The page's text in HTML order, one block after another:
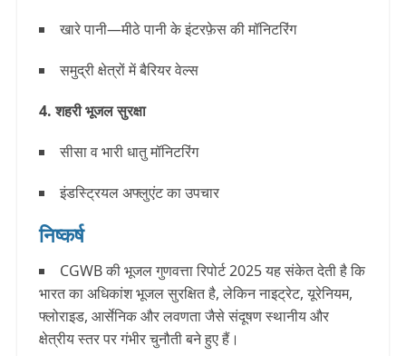
खारे पानी—मीठे पानी के इंटरफ़ेस की मॉनिटरिंग
समुद्री क्षेत्रों में बैरियर वेल्स
4. शहरी भूजल सुरक्षा
सीसा व भारी धातु मॉनिटरिंग
इंडस्ट्रियल अफ्लुएंट का उपचार
निष्कर्ष
CGWB कीभूजल गुणवत्ता रिपोर्ट 2025यह संकेत देती है कि
भारत का अधिकांश भूजल सुरक्षित है, लेकिननाइट्रेट, यूरेनियम,
फ्लोराइड, आर्सेनिकऔरलवणताजैसे संदूषण स्थानीय और
क्षेत्रीय स्तर पर गंभीर चुनौती बने हुए हैं।